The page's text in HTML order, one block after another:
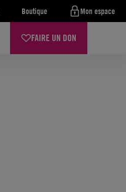
Boutique Mon espace
FAIRE UN DON